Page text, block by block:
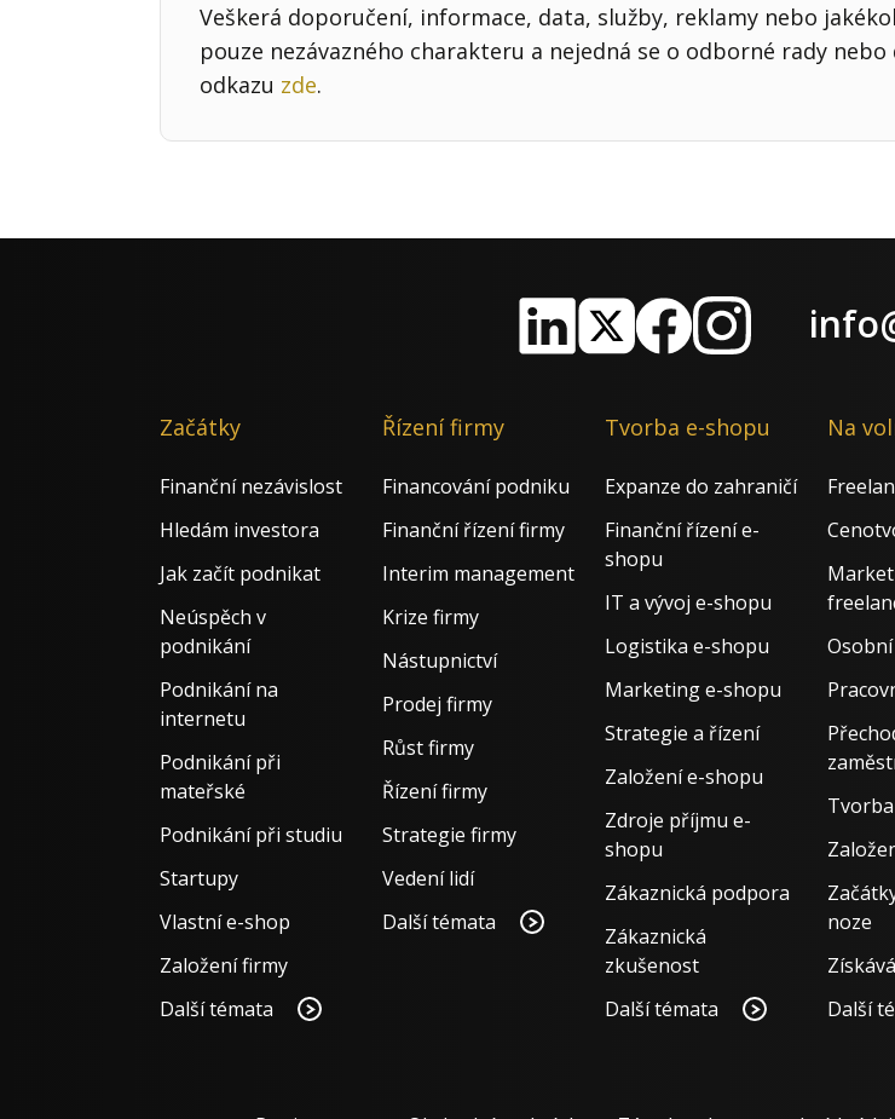
Veškerá doporučení, informace, data, služby, reklamy nebo
pouze nezávazného charakteru a nejedná se o odborné rady
odkazu zde.
Začátky
Finanční nezávislost
Hledám investora
Jak začít podnikat
Neúspěch v
podnikání
Podnikání na
internetu
Podnikání při
mateřské
Podnikání při studiu
Startupy
Vlastní e-shop
Založení firmy
Další témata
Řízení firmy
Financování podniku
Finanční řízení firmy
Interim management
Krize firmy
Nástupnictví
Prodej firmy
Růst firmy
Řízení firmy
Strategie firmy
Vedení lidí
Další témata
Tvorba e-shopu
Expanze do zahraničí
Finanční řízení e-
shopu
IT a vývoj e-shopu
Logistika e-shopu
Marketing e-shopu
Strategie a řízení
Založení e-shopu
Zdroje příjmu e-
shopu
Zákaznická podpora
Zákaznická
zkušenost
Další témata
Na
noze
Další